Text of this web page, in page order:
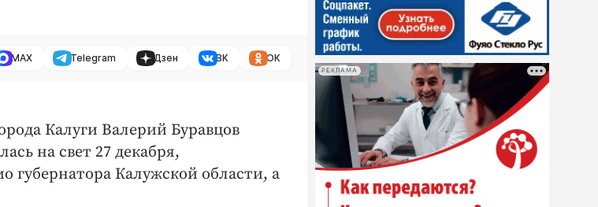
MAX Telegram Дзен ВК ОК
Калуги Валерий Буравцов
на свет 27 декабря,
губернатора Калужской области, а
РЕКЛАМА